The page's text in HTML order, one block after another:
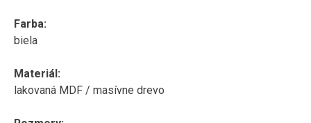
Farba:
biela
Materiál:
lakovaná MDF / masívne drevo